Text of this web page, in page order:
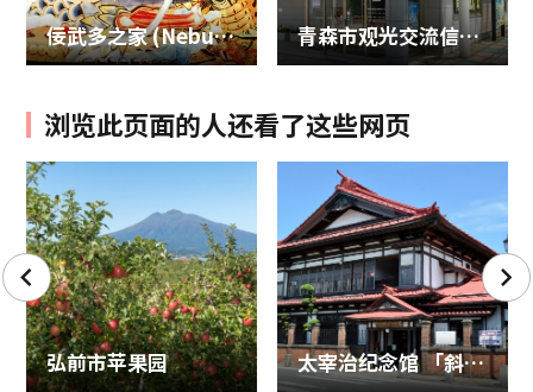
佞武多之家 (Nebuta Museum Wa Rasse) 青森市观光交流信息中心（青森车站前）
浏览此页面的人还看了这些网页
弘前市苹果园 太宰治纪念馆 「斜阳馆」